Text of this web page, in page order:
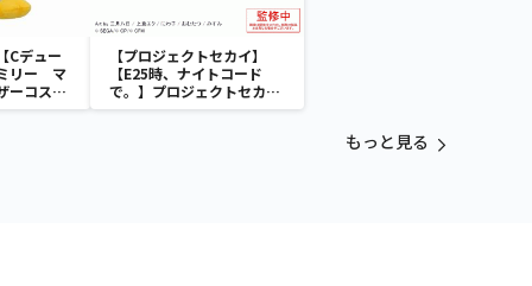
Cデュー
リー マ
ーコスチ
【プロジェクトセカイ】
【E25時、ナイトコード
で。】プロジェクトセカイ
カラフルステージ！ feat.
もっと見る